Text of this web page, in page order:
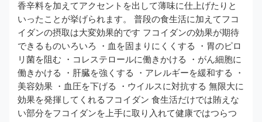
香辛料を加えてアクセントを出して薄味に仕上げたりと
いったことが挙げられます。 普段の食生活に加えてフコ
イダンの摂取は大変効果的です フコイダンの効果が期待
できるものいろいろ ・血を固まりにくくする ・胃のピロ
リ菌を阻む ・コレステロールに働きかける ・がん細胞に
働きかける ・肝臓を強くする ・アレルギーを緩和する ・
美容効果 ・血圧を下げる ・ウイルスに対抗する 無限大に
効果を発揮してくれるフコイダン 食生活だけでは賄えな
い部分をフコイダンを上手に取り入れて健康ではつらつ